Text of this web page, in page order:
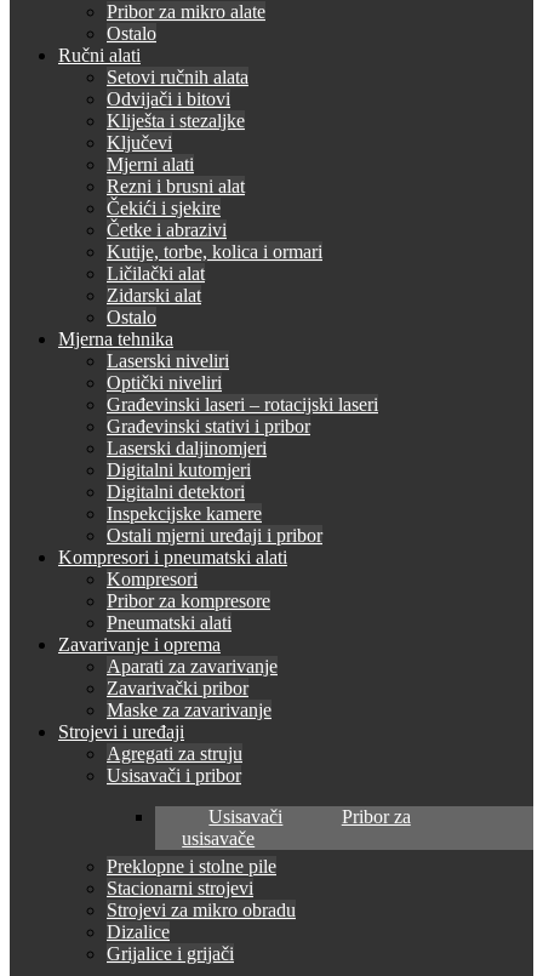
Pribor za mikro alate
Ostalo
Ručni alati
Setovi ručnih alata
Odvijači i bitovi
Kliješta i stezaljke
Ključevi
Mjerni alati
Rezni i brusni alat
Čekići i sjekire
Četke i abrazivi
Kutije, torbe, kolica i ormari
Ličilački alat
Zidarski alat
Ostalo
Mjerna tehnika
Laserski niveliri
Optički niveliri
Građevinski laseri – rotacijski laseri
Građevinski stativi i pribor
Laserski daljinomjeri
Digitalni kutomjeri
Digitalni detektori
Inspekcijske kamere
Ostali mjerni uređaji i pribor
Kompresori i pneumatski alati
Kompresori
Pribor za kompresore
Pneumatski alati
Zavarivanje i oprema
Aparati za zavarivanje
Zavarivački pribor
Maske za zavarivanje
Strojevi i uređaji
Agregati za struju
Usisavači i pribor
Usisavači
Pribor za
usisavače
Preklopne i stolne pile
Stacionarni strojevi
Strojevi za mikro obradu
Dizalice
Grijalice i grijači